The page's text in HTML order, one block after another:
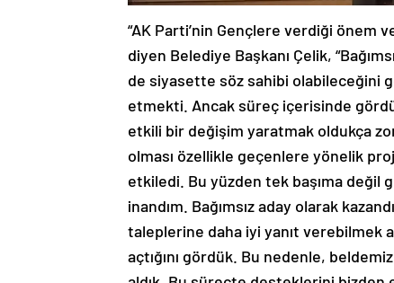
“AK Parti’nin Gençlere verdiği önem
diyen Belediye Başkanı Çelik,
de siyasette söz sahibi olabileceğini
etmekti. Ancak süreç içerisinde
etkili bir değişim yaratmak oldukça
olması özellikle geçenlere yönelik
etkiledi. Bu yüzden tek başıma değil
inandım. Bağımsız aday olarak
taleplerine daha iyi yanıt verebilmek
açtığını gördük. Bu nedenle,